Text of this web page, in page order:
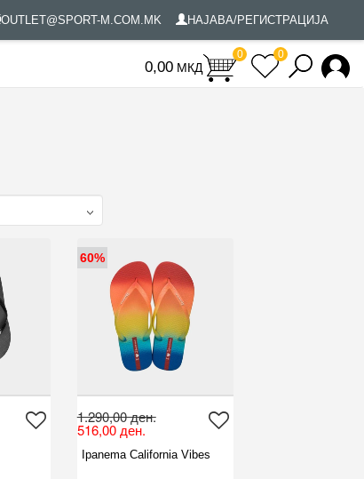
OUTLET@SPORT-M.COM.MK НАЈАВА/РЕГИСТРАЦИЈА
0 МКД
0 0
60%
1.290,00 ден.
516,00 ден.
Ipanema California Vibes